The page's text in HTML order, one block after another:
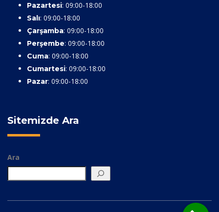
Pazartesi: 09:00-18:00
Salı: 09:00-18:00
Çarşamba: 09:00-18:00
Perşembe: 09:00-18:00
Cuma: 09:00-18:00
Cumartesi: 09:00-18:00
Pazar: 09:00-18:00
Sitemizde Ara
Ara